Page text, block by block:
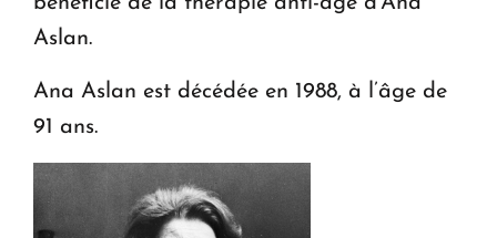
Aslan.
Ana Aslan est décédée en 1988, à l’âge de
91 ans.